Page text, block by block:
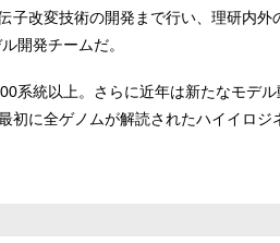
子改変技術の開発まで行い、理研内
開発チームだ。
系統以上。さらに近年は新たなモデ
初に全ゲノムが解読されたハイイロ